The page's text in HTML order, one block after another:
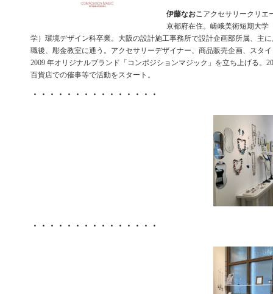
伊藤なおこアクセサリークリエ
京都府在住。嵯峨美術短期大学
学）環境デザイン科卒業。大阪の設計施工事務所で設計企画部所属、主
職後、彫金教室に通う。アクセサリーデザイナー、商品販売企画、スタ
2009 年オリジナルブランド「コンポジションマジック」を立ち上げる。
百貨店での催事等で活動をスタート。
・・・・・・・・・・・・・・・
・・・・・・・・・・・・・・・